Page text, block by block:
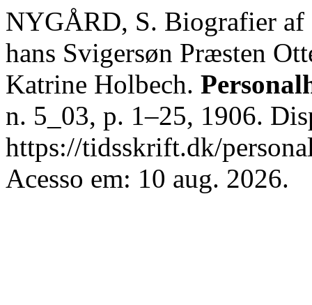
NYGÅRD, S. Biografier
hans Svigersøn Præsten
Katrine Holbech.
n. 5_03, p. 1–25, 1906.
https://tidsskrift.dk/
Acesso em: 10 aug. 2026.